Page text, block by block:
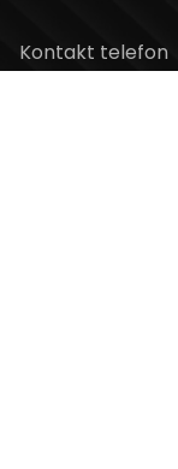
Kontakt telefon